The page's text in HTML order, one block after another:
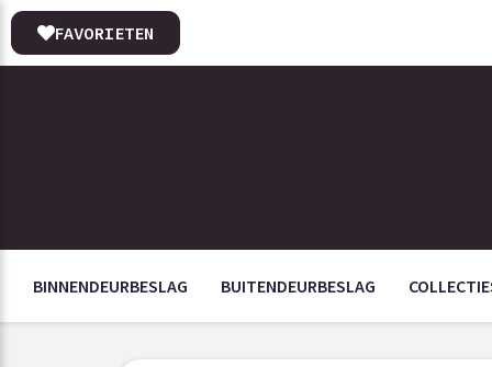
FAVORIETEN
BINNENDEURBESLAG BUITENDEURBESLAG